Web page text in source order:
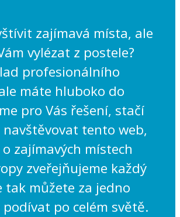
zajímavá místa, ale
vylézat z postele?
profesionálního
máte hluboko do
pro Vás řešení, stačí
tento web,
zajímavých místech
zveřejňujeme každý
tak můžete za jedno
po celém světě.